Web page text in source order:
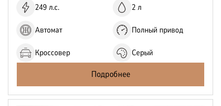
249 л.с. 2 л
Автомат Полный привод
Кроссовер Серый
Подробнее